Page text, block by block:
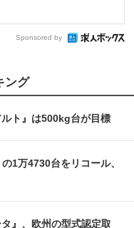
Sponsored by
ング
ト』は500kg台が目標
1万4730台をリコール、
』、欧州の型式認定取